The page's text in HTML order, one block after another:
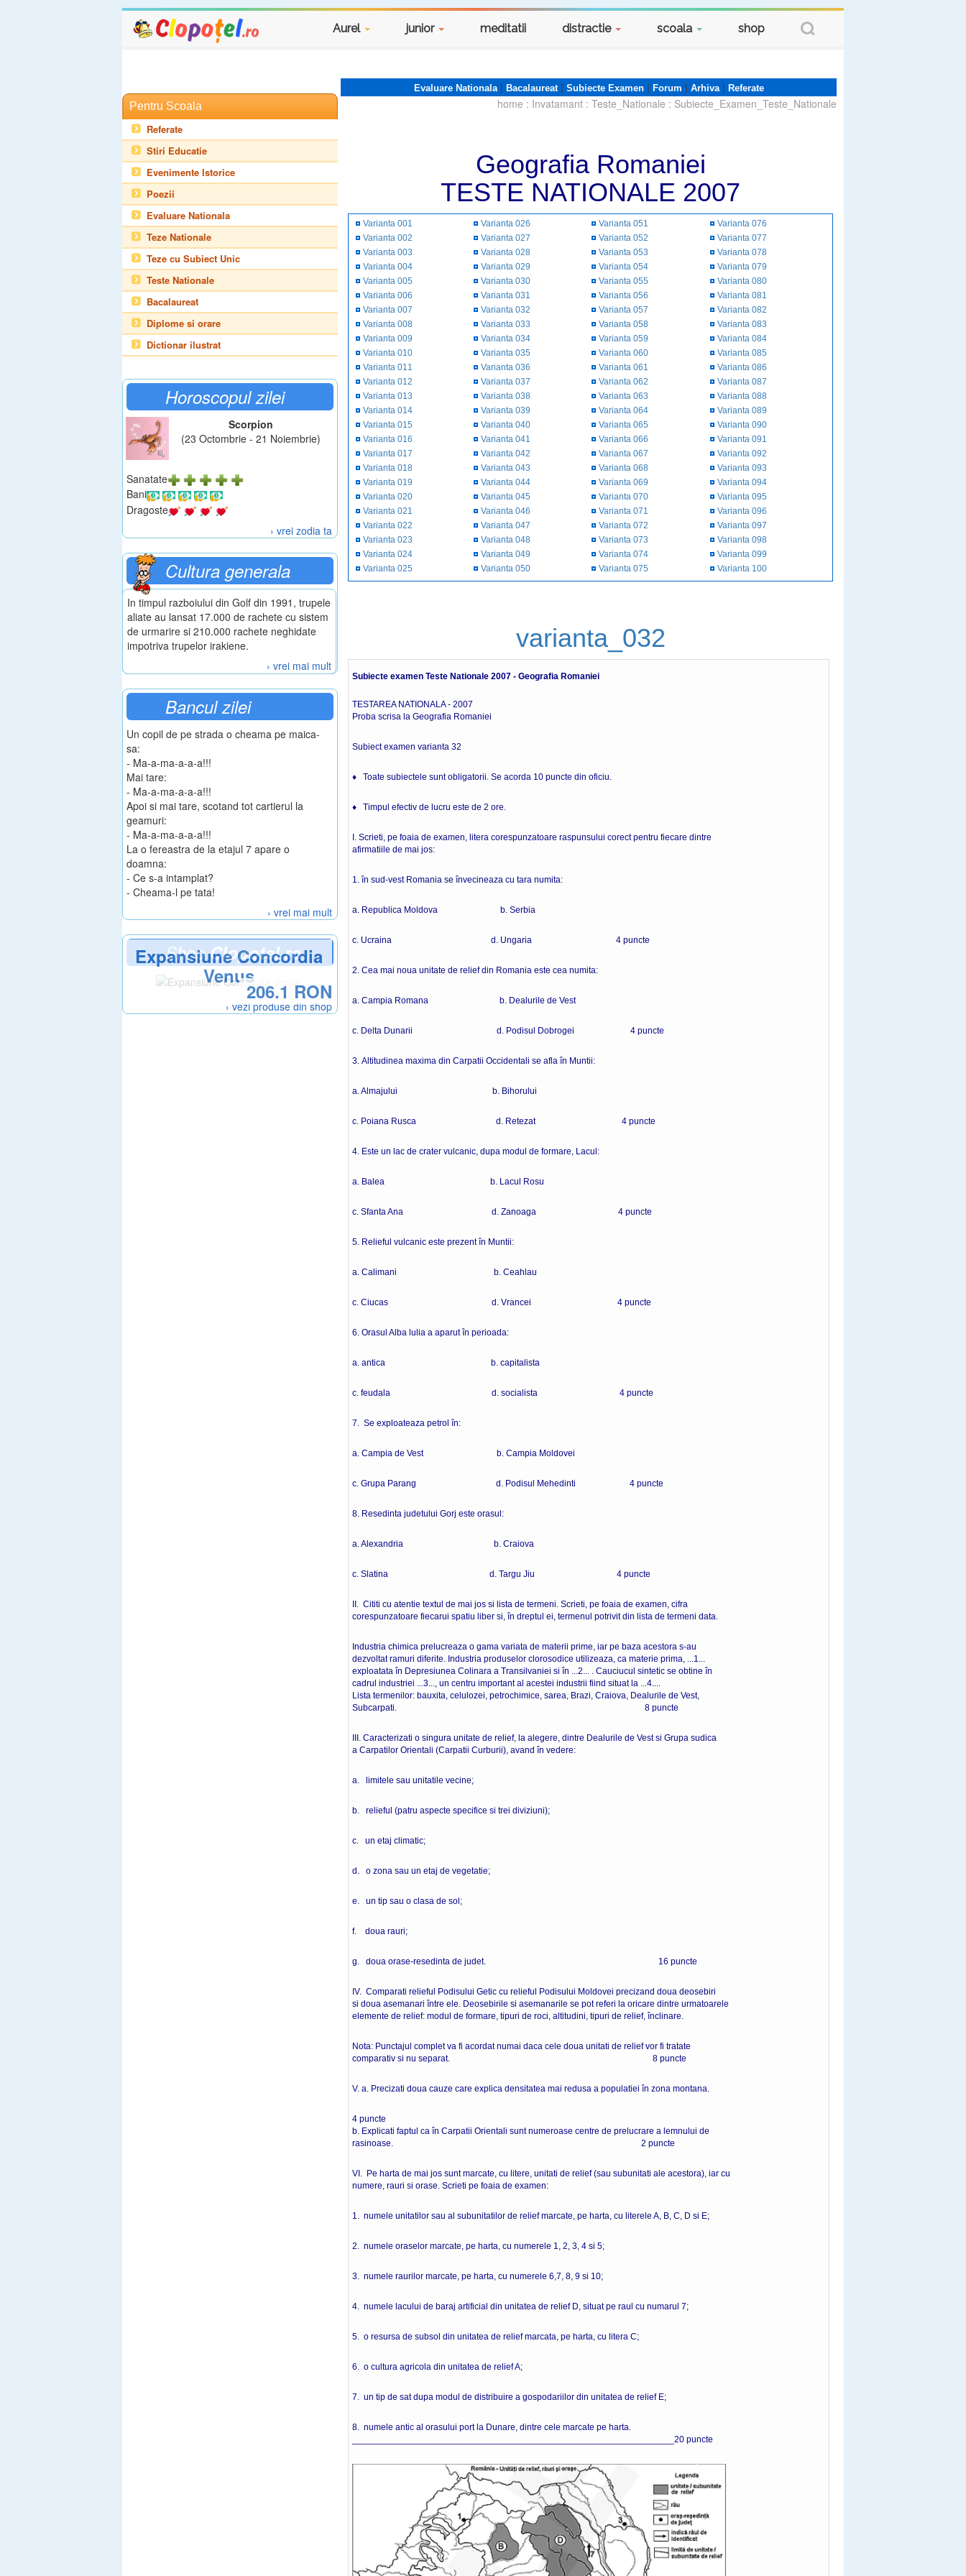
Aurel junior meditatii distractie scoala shop
Pentru Scoala
Referate
Stiri Educatie
Evenimente Istorice
Poezii
Evaluare Nationala
Teze Nationale
Teze cu Subiect Unic
Teste Nationale
Bacalaureat
Diplome si orare
Dictionar ilustrat
Horoscopul zilei
Scorpion
(23 Octombrie - 21 Noiembrie)
Sanatate
Bani
Dragoste
› vrei zodia ta
Cultura generala
In timpul razboiului din Golf din 1991, trupele
aliate au lansat 17.000 de rachete cu sistem
de urmarire si 210.000 rachete neghidate
impotriva trupelor irakiene.
› vrei mai mult
Bancul zilei
Un copil de pe strada o cheama pe maica-
sa:
- Ma-a-ma-a-a-a!!!
Mai tare:
- Ma-a-ma-a-a-a!!!
Apoi si mai tare, scotand tot cartierul la
geamuri:
- Ma-a-ma-a-a-a!!!
La o fereastra de la etajul 7 apare o
doamna:
- Ce s-a intamplat?
- Cheama-l pe tata!
› vrei mai mult
ShopClopotel.ro
Expansiune Concordia
Venus
206.1 RON
› vezi produse din shop
Evaluare Nationala| Bacalaureat| Subiecte Examen| Forum | Arhiva| Referate
home : Invatamant : Teste_Nationale : Subiecte_Examen_Teste_Nationale
Geografia Romaniei
TESTE NATIONALE 2007
Varianta 001
Varianta 002
Varianta 003
Varianta 004
Varianta 005
Varianta 006
Varianta 007
Varianta 008
Varianta 009
Varianta 010
Varianta 011
Varianta 012
Varianta 013
Varianta 014
Varianta 015
Varianta 016
Varianta 017
Varianta 018
Varianta 019
Varianta 020
Varianta 021
Varianta 022
Varianta 023
Varianta 024
Varianta 025
Varianta 026
Varianta 027
Varianta 028
Varianta 029
Varianta 030
Varianta 031
Varianta 032
Varianta 033
Varianta 034
Varianta 035
Varianta 036
Varianta 037
Varianta 038
Varianta 039
Varianta 040
Varianta 041
Varianta 042
Varianta 043
Varianta 044
Varianta 045
Varianta 046
Varianta 047
Varianta 048
Varianta 049
Varianta 050
Varianta 051
Varianta 052
Varianta 053
Varianta 054
Varianta 055
Varianta 056
Varianta 057
Varianta 058
Varianta 059
Varianta 060
Varianta 061
Varianta 062
Varianta 063
Varianta 064
Varianta 065
Varianta 066
Varianta 067
Varianta 068
Varianta 069
Varianta 070
Varianta 071
Varianta 072
Varianta 073
Varianta 074
Varianta 075
Varianta 076
Varianta 077
Varianta 078
Varianta 079
Varianta 080
Varianta 081
Varianta 082
Varianta 083
Varianta 084
Varianta 085
Varianta 086
Varianta 087
Varianta 088
Varianta 089
Varianta 090
Varianta 091
Varianta 092
Varianta 093
Varianta 094
Varianta 095
Varianta 096
Varianta 097
Varianta 098
Varianta 099
Varianta 100
varianta_032
Subiecte examen Teste Nationale 2007 - Geografia Romaniei
TESTAREA NATIONALA - 2007
Proba scrisa la Geografia Romaniei
Subiect examen varianta 32
♦ Toate subiectele sunt obligatorii. Se acorda 10 puncte din oficiu.
♦ Timpul efectiv de lucru este de 2 ore.
I. Scrieti, pe foaia de examen, litera corespunzatoare raspunsului corect pentru fiecare dintre
afirmatiile de mai jos:
1. în sud-vest Romania se învecineaza cu tara numita:
a. Republica Moldova b. Serbia
c. Ucraina d. Ungaria 4 puncte
2. Cea mai noua unitate de relief din Romania este cea numita:
a. Campia Romana b. Dealurile de Vest
c. Delta Dunarii d. Podisul Dobrogei 4 puncte
3. Altitudinea maxima din Carpatii Occidentali se afla în Muntii:
a. Almajului b. Bihorului
c. Poiana Rusca d. Retezat 4 puncte
4. Este un lac de crater vulcanic, dupa modul de formare, Lacul:
a. Balea b. Lacul Rosu
c. Sfanta Ana d. Zanoaga 4 puncte
5. Relieful vulcanic este prezent în Muntii:
a. Calimani b. Ceahlau
c. Ciucas d. Vrancei 4 puncte
6. Orasul Alba lulia a aparut în perioada:
a. antica b. capitalista
c. feudala d. socialista 4 puncte
7. Se exploateaza petrol în:
a. Campia de Vest b. Campia Moldovei
c. Grupa Parang d. Podisul Mehedinti 4 puncte
8. Resedinta judetului Gorj este orasul:
a. Alexandria b. Craiova
c. Slatina d. Targu Jiu 4 puncte
II. Cititi cu atentie textul de mai jos si lista de termeni. Scrieti, pe foaia de examen, cifra
corespunzatoare fiecarui spatiu liber si, în dreptul ei, termenul potrivit din lista de termeni data.
Industria chimica prelucreaza o gama variata de materii prime, iar pe baza acestora s-au
dezvoltat ramuri diferite. Industria produselor clorosodice utilizeaza, ca materie prima, ...1...
exploatata în Depresiunea Colinara a Transilvaniei si în ...2... . Cauciucul sintetic se obtine în
cadrul industriei ...3..., un centru important al acestei industrii fiind situat la ...4....
Lista termenilor: bauxita, celulozei, petrochimice, sarea, Brazi, Craiova, Dealurile de Vest,
Subcarpati. 8 puncte
III. Caracterizati o singura unitate de relief, la alegere, dintre Dealurile de Vest si Grupa sudica
a Carpatilor Orientali (Carpatii Curburii), avand în vedere:
a. limitele sau unitatile vecine;
b. relieful (patru aspecte specifice si trei diviziuni);
c. un etaj climatic;
d. o zona sau un etaj de vegetatie;
e. un tip sau o clasa de sol;
f. doua rauri;
g. doua orase-resedinta de judet. 16 puncte
IV. Comparati relieful Podisului Getic cu relieful Podisului Moldovei precizand doua deosebiri
si doua asemanari între ele. Deosebirile si asemanarile se pot referi la oricare dintre urmatoarele
elemente de relief: modul de formare, tipuri de roci, altitudini, tipuri de relief, înclinare.
Nota: Punctajul complet va fi acordat numai daca cele doua unitati de relief vor fi tratate
comparativ si nu separat. 8 puncte
V. a. Precizati doua cauze care explica densitatea mai redusa a populatiei în zona montana.
4 puncte
b. Explicati faptul ca în Carpatii Orientali sunt numeroase centre de prelucrare a lemnului de
rasinoase. 2 puncte
VI. Pe harta de mai jos sunt marcate, cu litere, unitati de relief (sau subunitati ale acestora), iar cu
numere, rauri si orase. Scrieti pe foaia de examen:
1. numele unitatilor sau al subunitatilor de relief marcate, pe harta, cu literele A, B, C, D si E;
2. numele oraselor marcate, pe harta, cu numerele 1, 2, 3, 4 si 5;
3. numele raurilor marcate, pe harta, cu numerele 6,7, 8, 9 si 10;
4. numele lacului de baraj artificial din unitatea de relief D, situat pe raul cu numarul 7;
5. o resursa de subsol din unitatea de relief marcata, pe harta, cu litera C;
6. o cultura agricola din unitatea de relief A;
7. un tip de sat dupa modul de distribuire a gospodariilor din unitatea de relief E;
8. numele antic al orasului port la Dunare, dintre cele marcate pe harta.
________________________________________________________________20 puncte